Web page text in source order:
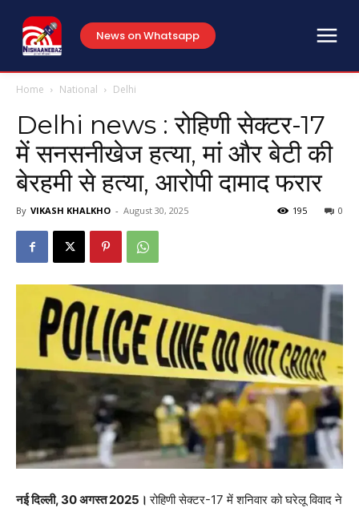
News on Whatsapp
Home National Delhi
Delhi news : रोहिणी सेक्टर-17
में सनसनीखेज हत्या, मां और बेटी की
बेरहमी से हत्या, आरोपी दामाद फरार
By VIKASH KHALKHO - August 30, 2025 0
195
नई दिल्ली, 30 अगस्त 2025।रोहिणी सेक्टर-17 में शनिवार को घरेलू विवाद ने